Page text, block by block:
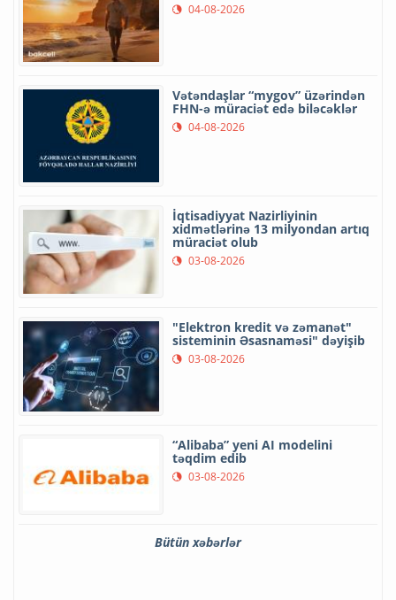
04-08-2026
Vətəndaşlar “mygov” üzərindən
FHN-ə müraciət edə biləcəklər
04-08-2026
İqtisadiyyat Nazirliyinin
xidmətlərinə 13 milyondan artıq
müraciət olub
03-08-2026
"Elektron kredit və zəmanət"
sisteminin Əsasnaməsi" dəyişib
03-08-2026
“Alibaba” yeni AI modelini
təqdim edib
03-08-2026
Bütün xəbərlər